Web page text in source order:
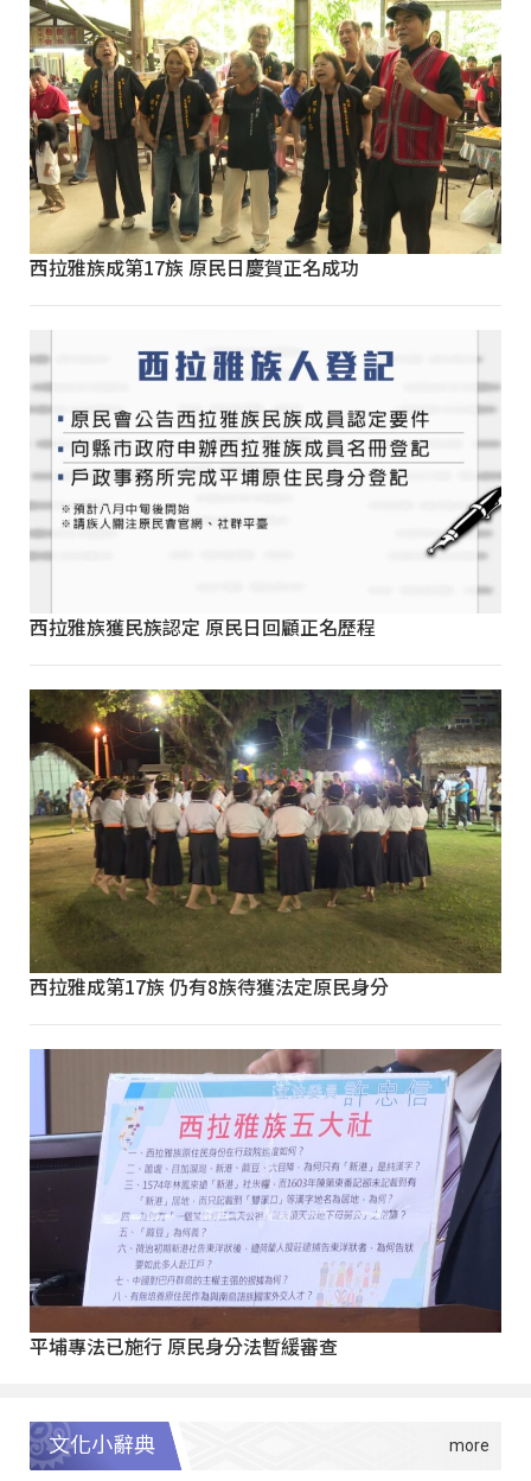
西拉雅族成第17族 原民日慶賀正名成功
西拉雅族獲民族認定 原民日回顧正名歷程
西拉雅成第17族 仍有8族待獲法定原民身分
平埔專法已施行 原民身分法暫緩審查
文化小辭典